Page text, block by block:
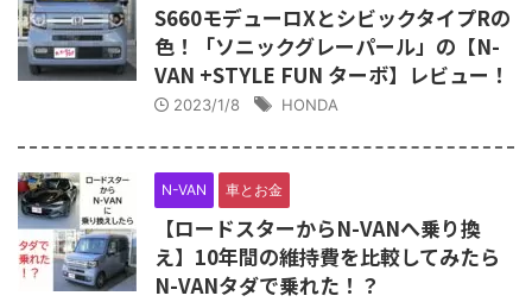
S660モデューロXとシビックタイプRの
色！「ソニックグレーパール」の【N-
VAN +STYLE FUN ターボ】レビュー！
2023/1/8 HONDA
N-VAN 車とお金
【ロードスターからN-VANへ乗り換
え】10年間の維持費を比較してみたら
N-VANタダで乗れた！？